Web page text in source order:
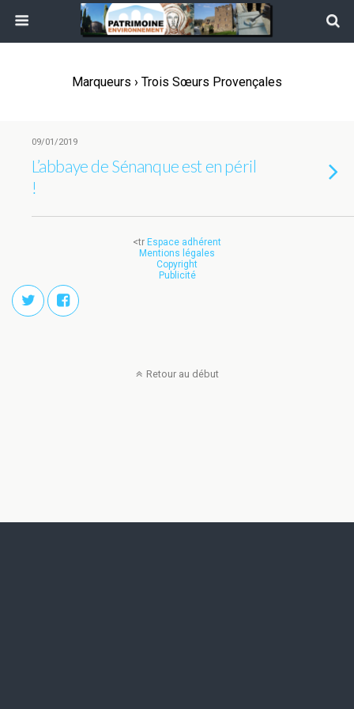
Marqueurs › Trois Sœurs Provençales
09/01/2019
L’abbaye de Sénanque est en péril
!
<tr Espace adhérent
Mentions légales
Copyright
Publicité
Retour au début